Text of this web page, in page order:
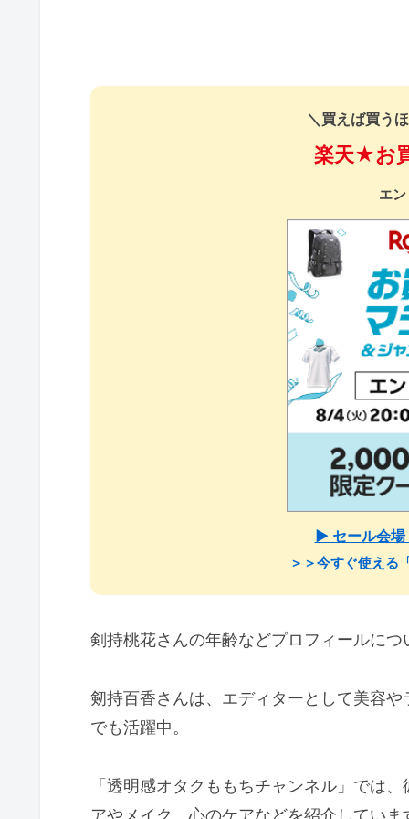
＼買えば買う
楽天★お
エ
▶ セール会場
＞＞今すぐ使える
剣持桃花さんの年齢などプロフィールに
剱持百香さんは、エディターとして美容
でも活躍中。
「透明感オタクももちチャンネル」では